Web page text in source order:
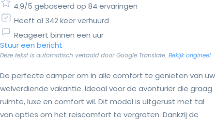
4.9/5 gebaseerd op 84 ervaringen
Heeft al 342 keer verhuurd
Reageert binnen een uur
Stuur een bericht
Deze tekst is automatisch vertaald door Google Translate. Bekijk origineel
De perfecte camper om in alle comfort te genieten van uw
welverdiende vakantie. Ideaal voor de avonturier die graag
ruimte, luxe en comfort wil. Dit model is uitgerust met tal
van opties om het reiscomfort te vergroten. Dankzij de